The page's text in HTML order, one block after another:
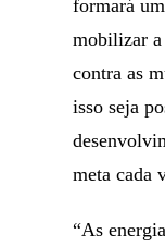
formará
mobilizar
contra as
isso seja
meta cada
“As